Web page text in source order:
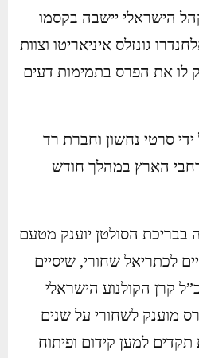
הישראלי יישבה בקסמו
גונזלס איניאריטו וצוות
לו את הפרס בתמימות דעים
סרטי נחשון וחברת רד
הארץ במהלך חודש
בבריכת הסולטן יוענק מטעם
לכתריאל שחורי, שיסיים
קרן הקולנוע הישראלי
מוענק לשחורי על שנים
למען קידום ופיתוח